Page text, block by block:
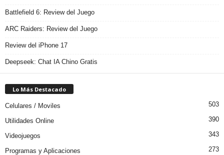
Battlefield 6: Review del Juego
ARC Raiders: Review del Juego
Review del iPhone 17
Deepseek: Chat IA Chino Gratis
Lo Más Destacado
Celulares / Moviles 503
Utilidades Online 390
Videojuegos 343
Programas y Aplicaciones 273